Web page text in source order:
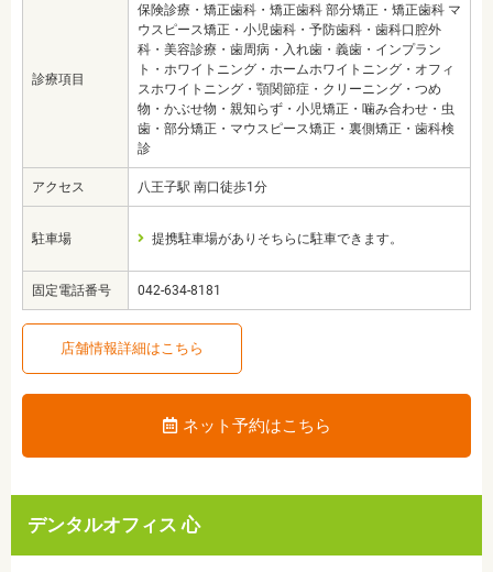
診療項目
保険診療・矯正歯科・矯正歯科 部分矯正・矯正歯科 マ
ウスピース矯正・小児歯科・予防歯科・歯科口腔外
科・美容診療・歯周病・入れ歯・義歯・インプラン
ト・ホワイトニング・ホームホワイトニング・オフィ
スホワイトニング・顎関節症・クリーニング・つめ
物・かぶせ物・親知らず・小児矯正・噛み合わせ・虫
歯・部分矯正・マウスピース矯正・裏側矯正・歯科検
診
アクセス 八王子駅 南口徒歩1分
駐車場 提携駐車場がありそちらに駐車できます。
固定電話番号 042-634-8181
店舗情報詳細はこちら
ネット予約はこちら
デンタルオフィス 心